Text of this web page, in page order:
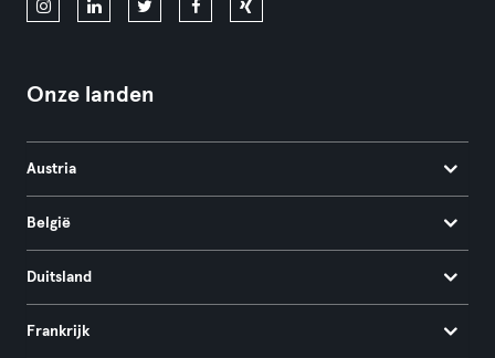
Onze landen
Austria
België
Duitsland
Frankrijk